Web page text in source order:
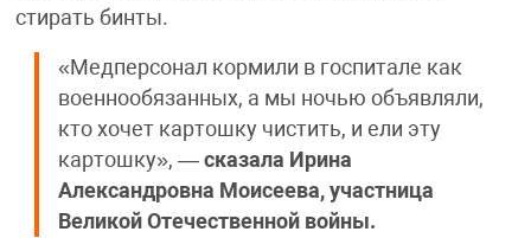
стирать бинты.
«Медперсонал кормили в госпитале как
военнообязанных, а мы ночью объявляли,
кто хочет картошку чистить, и ели эту
картошку», — сказала Ирина
Александровна Моисеева, участница
Великой Отечественной войны.